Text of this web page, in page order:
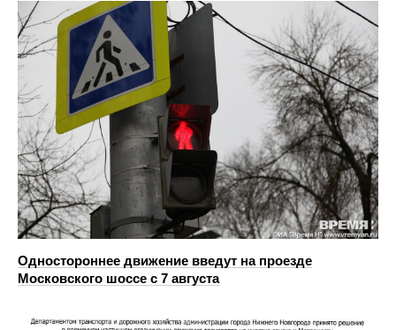
Одностороннее движение введут на проезде
Московского шоссе с 7 августа